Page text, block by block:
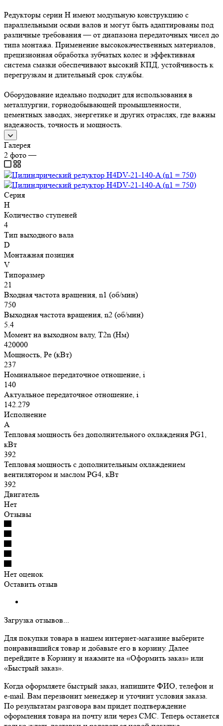
Редукторы серии H имеют модульную конструкцию с
параллельными осями валов и могут быть адаптированы под
различные требования — от диапазона передаточных чисел до
типа монтажа. Применение высококачественных материалов,
прецизионная обработка зубчатых колес и эффективная
система смазки обеспечивают высокий КПД, устойчивость к
перегрузкам и длительный срок службы.
Оборудование идеально подходит для использования в
металлургии, горнодобывающей промышленности,
цементных заводах, энергетике и других отраслях, где важны
надежность, точность и мощность.
Галерея
2 фото—
Серия
H
Количество ступеней
4
Тип выходного вала
D
Монтажная позиция
V
Типоразмер
21
Входная частота вращения, n1 (об/мин)
750
Выходная частота вращения, n2 (об/мин)
5.4
Момент на выходном валу, T2n (Нм)
420000
Мощность, Pe (кВт)
237
Номинальное передаточное отношение, i
140
Актуальное передаточное отношение, i
142.279
Исполнение
A
Тепловая мощность без дополнительного охлаждения PG1,
кВт
392
Тепловая мощность с дополнительным охлаждением
вентилятором и маслом PG4, кВт
392
Двигатель
Нет
Отзывы
Нет оценок
Оставить отзыв
Загрузка отзывов...
Для покупки товара в нашем интернет-магазине выберите
понравившийся товар и добавьте его в корзину. Далее
перейдите в Корзину и нажмите на «Оформить заказ» или
«Быстрый заказ».
Когда оформляете быстрый заказ, напишите ФИО, телефон и
e-mail. Вам перезвонит менеджер и уточнит условия заказа.
По результатам разговора вам придет подтверждение
оформления товара на почту или через СМС. Теперь останется